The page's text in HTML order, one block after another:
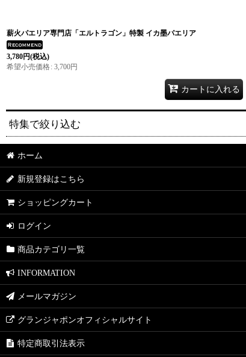
薪火パエリア専門店「エルトラゴン」特製 イカ墨パエリア
3,780円(税込)
希望小売価格: 3,700円
カートに入れる
特集で絞り込む
送料無料
セット販売
ギフト
KITCHEN
DINING
PATIO
ホーム
新規登録はこちら
ショッピングカート
ログイン
商品カテゴリ一覧
INFORMATION
メールマガジン
グランジャポンオフィシャルサイト
特定商取引法表示